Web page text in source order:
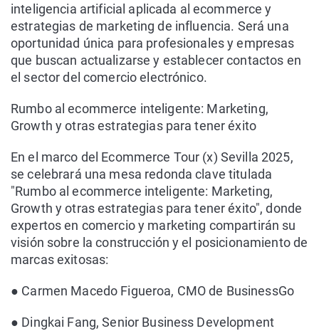
inteligencia artificial aplicada al ecommerce y
estrategias de marketing de influencia. Será una
oportunidad única para profesionales y empresas
que buscan actualizarse y establecer contactos en
el sector del comercio electrónico.
Rumbo al ecommerce inteligente: Marketing,
Growth y otras estrategias para tener éxito
En el marco del Ecommerce Tour (x) Sevilla 2025,
se celebrará una mesa redonda clave titulada
"Rumbo al ecommerce inteligente: Marketing,
Growth y otras estrategias para tener éxito", donde
expertos en comercio y marketing compartirán su
visión sobre la construcción y el posicionamiento de
marcas exitosas:
● Carmen Macedo Figueroa, CMO de BusinessGo
● Dingkai Fang, Senior Business Development